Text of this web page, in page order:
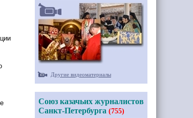
Другие видеоматериалы
Союз казачьих журналистов
Санкт-Петербурга (755)